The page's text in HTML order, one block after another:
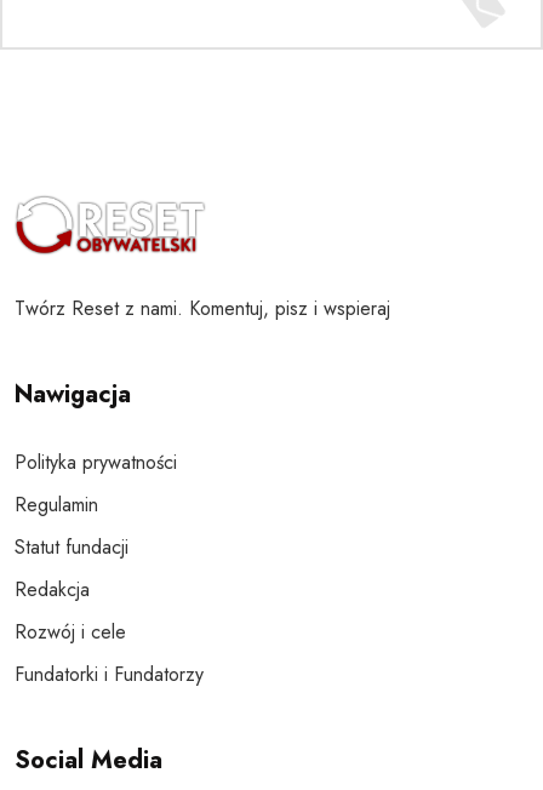
Twórz Reset z nami. Komentuj, pisz i wspieraj
Nawigacja
Polityka prywatności
Regulamin
Statut fundacji
Redakcja
Rozwój i cele
Fundatorki i Fundatorzy
Social Media